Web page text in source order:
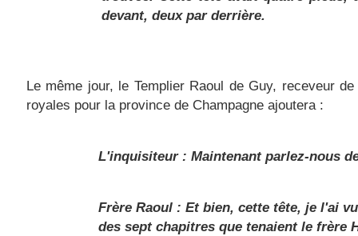
devant, deux par derrière.
Le même jour, le Templier Raoul de Guy, receveur
royales pour la province de Champagne ajoutera :
L'inquisiteur : Maintenant parlez-nous
Frère Raoul : Et bien, cette tête, je l'ai
des sept chapitres que tenaient le frère